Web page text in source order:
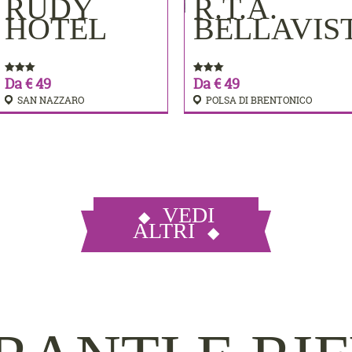
RUDY
HOTEL
Da € 49
SAN NAZZARO
PRENOTA R.T.A.
Da € 49
POLSA DI BRENTONICO
PRENOTA
VEDI
ALTRI